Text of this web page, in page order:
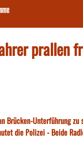
prallen
Brücken-Unterführung zu
die Polizei - Beide